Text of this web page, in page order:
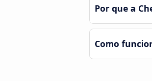
Por que a
Como